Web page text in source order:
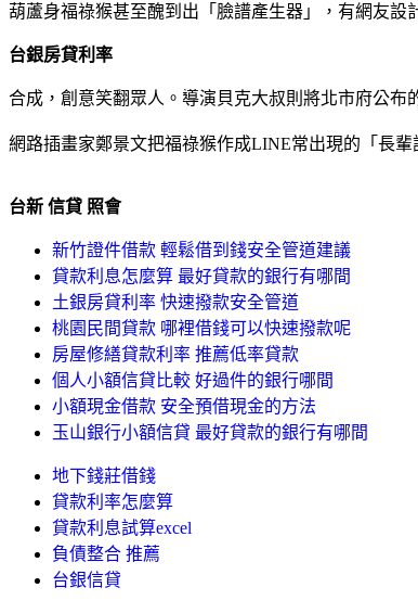
葫蘆身福祿猴甚至醜到出「臉譜產生器」，有網友
台銀房貸利率
合成，創意笑翻眾人。導演貝克大叔則將北市府公布
網路插畫家鄭景文把福祿猴作成LINE常出現的「長
台新 信貸 照會
新竹證件借款 輕鬆借到錢安全管道建議
貸款利息怎麼算 最好貸款的銀行有哪間
土銀房貸利率 快速撥款安全管道
桃園民間貸款 哪裡借錢可以快速撥款呢
房屋修繕貸款利率 推薦低率貸款
個人小額信貸比較 好過件的銀行哪間
小額現金借款 安全預借現金的方法
玉山銀行小額信貸 最好貸款的銀行有哪間
地下錢莊借錢
貸款利率怎麼算
貸款利息試算excel
負債整合 推薦
台銀信貸